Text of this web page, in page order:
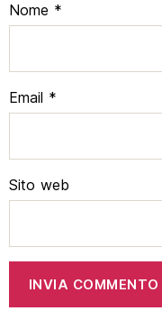
Nome *
Email *
Sito web